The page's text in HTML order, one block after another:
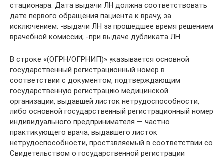
стационара. Дата выдачи ЛН должна соответствовать
дате первого обращения пациента к врачу, за
исключением: -выдачи ЛН за прошедшее время решением
врачебной комиссии; -при выдаче дубликата ЛН.
В строке «(ОГРН/ОГРНИП)» указывается основной
государственный регистрационный номер в
соответствии с документом, подтверждающим
государственную регистрацию медицинской
организации, выдавшей листок нетрудоспособности,
либо основной государственный регистрационный номер
индивидуального предпринимателя — частно
практикующего врача, выдавшего листок
нетрудоспособности, проставляемый в соответствии со
Свидетельством о государственной регистрации